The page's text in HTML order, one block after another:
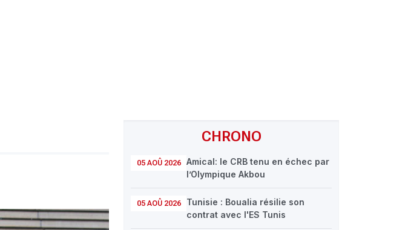
CHRONO
05 AOÛ 2026
Amical: le CRB tenu en échec par
l’Olympique Akbou
05 AOÛ 2026
Tunisie : Boualia résilie son
contrat avec l'ES Tunis